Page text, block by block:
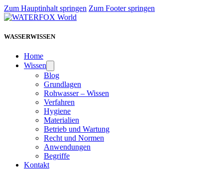
Zum Hauptinhalt springen Zum Footer springen
WASSERWISSEN
Home
Wissen
Blog
Grundlagen
Rohwasser – Wissen
Verfahren
Hygiene
Materialien
Betrieb und Wartung
Recht und Normen
Anwendungen
Begriffe
Kontakt